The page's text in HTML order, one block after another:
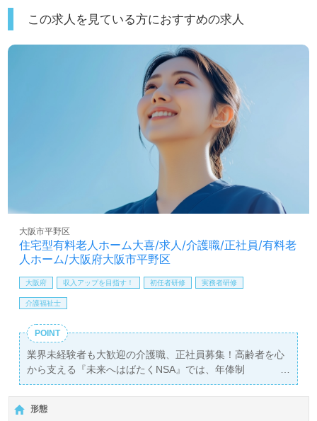
この求人を見ている方におすすめの求人
住宅型有料老人ホーム大喜/求人/介護職/正社員/有料老
人ホーム/大阪府大阪市平野区
大阪市平野区
大阪府 収入アップを目指す！ 初任者研修 実務者研修
介護福祉士
POINT
業界未経験者も大歓迎の介護職、正社員募集！高齢者を心
から支える『未来へはばたくNSA』では、年俸制
3,500,000円から4,000,000円を提供し、初任者研修以上の
資格をお持ちの方を求めています。勤務地は、喜連瓜破駅
から徒歩15分の『住宅型有料老人ホーム大喜』で、全室個
形態